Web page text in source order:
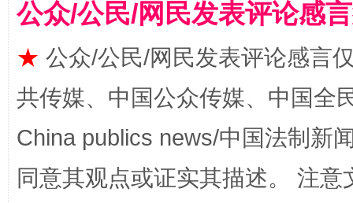
国家大学科技园优化重塑工作
公众/公民/网民发表评论感
★ 公众/公民/网民发表评论感言
共传媒、中国公众传媒、中国全
China publics news/中国法制新
同意其观点或证实其描述。 注